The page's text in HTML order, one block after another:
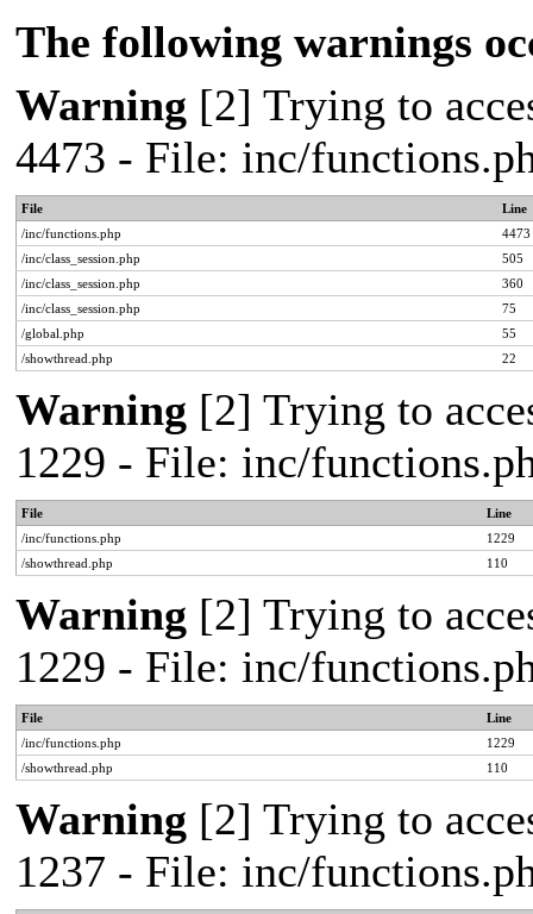
The following warnings
Warning [2] Trying to
4473 - File: inc/
File
Line
/inc/functions.php
4473
/inc/class_session.php
505
/inc/class_session.php
360
/inc/class_session.php
75
/global.php
55
/showthread.php
22
Warning [2] Trying to
1229 - File: inc/
File
Line
/inc/functions.php
1229
/showthread.php
110
Warning [2] Trying to
1229 - File: inc/
File
Line
/inc/functions.php
1229
/showthread.php
110
Warning [2] Trying to
1237 - File: inc/